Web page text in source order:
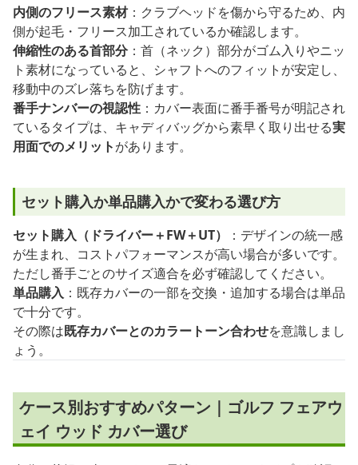
内側のフリース素材：クラブヘッドを傷から守るため、内
側が起毛・フリース加工されているか確認します。
伸縮性のある首部分：首（ネック）部分がゴム入りやニッ
ト素材になっていると、シャフトへのフィットが安定し、
移動中のズレ落ちを防げます。
番手ナンバーの視認性 ：カバー表面に番手番号が明記され
ているタイプは、キャディバッグから素早く取り出せる実
用面でのメリットがあります。
セット購入か単品購入かで変わる選び方
セット購入（ドライバー＋FW＋UT）
：デザインの統一感
が生まれ、コストパフォーマンスが高い場合が多いです。
ただし番手ごとのサイズ適合を必ず確認してください。
単品購入 ：既存カバーの一部を交換・追加する場合は単品
で十分です。
その際は既存カバーとのカラートーン合わせを意識しまし
ょう。
ケース別おすすめパターン｜ゴルフ フェアウ
ェイ ウッド カバー選び